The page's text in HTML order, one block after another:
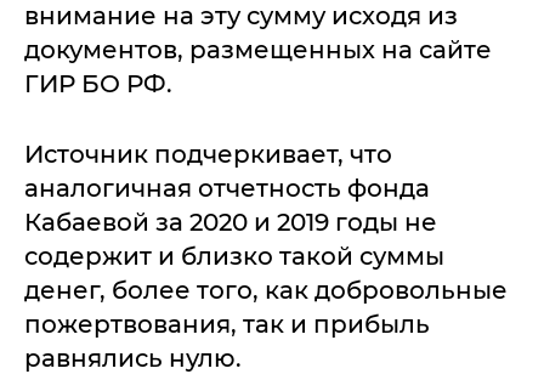
внимание на эту сумму исходя из
документов, размещенных на сайте
ГИР БО РФ.
Источник подчеркивает, что
аналогичная отчетность фонда
Кабаевой за 2020 и 2019 годы не
содержит и близко такой суммы
денег, более того, как добровольные
пожертвования, так и прибыль
равнялись нулю.